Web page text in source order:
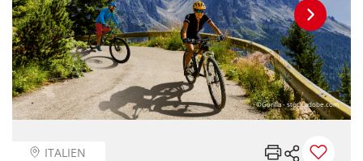
©Gorilla - stock.adobe.com
ITALIEN